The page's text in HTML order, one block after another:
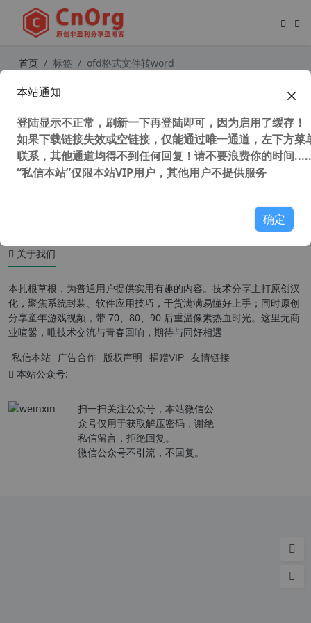
首页 标签 ofd格式文件转word
关于我们
本扎根草根，为普通用户提供实用有趣的内容。技术分享主打原创汉
化，聚焦系统封装、软件应用技巧，干货满满易懂好上手；同时原创
分享童年游戏视频，带 70、80、90 后重温像素热血时光。这里无商
业喧嚣，唯技术交流与青春回响，期待与同好相遇
私信本站 广告合作 版权声明 捐赠VIP 友情链接
本站公众号:
扫一扫关注公众号，本站微信公
众号仅用于获取解压密码，谢绝
私信留言，拒绝回复。
微信公众号不引流，不回复。
本站通知
登陆显示不正常，刷新一下再登陆即可，因为启用了缓存！
如果下载链接失效或空链接，仅能通过唯一通道，左下方菜
联系，其他通道均得不到任何回复！请不要浪费你的时间
“私信本站”仅限本站VIP用户，其他用户不提供服务
确定